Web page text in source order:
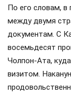
По его словам, в
между двумя
документам. С
восемьдесят
Чолпон-Ата,
визитом.